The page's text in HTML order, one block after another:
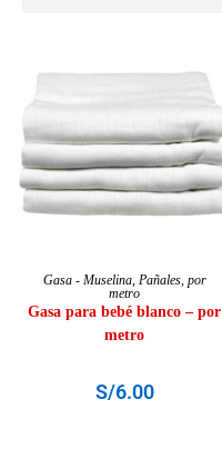
AÑADIR AL CARRITO
Gasa - Muselina, Pañales, por
metro
Gasa para bebé blanco – por
metro
S/6.00